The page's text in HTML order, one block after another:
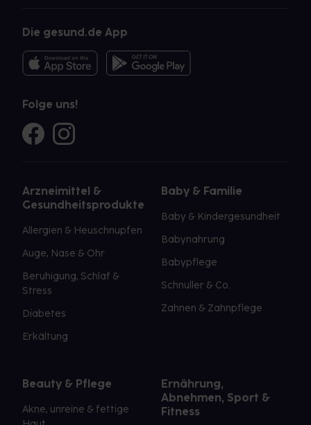
Die gesund.de App
Folge uns!
Arzneimittel &
Gesundheitsprodukte
Allergien & Heuschnupfen
Auge, Nase & Ohr
Beruhigung, Schlaf &
Stress
Diabetes
Erkältung
Baby & Familie
Baby & Kindergesundheit
Babynahrung
Babypflege
Schnuller & Co.
Zahnen & Zahnpflege
Beauty & Pflege
Akne, unreine & fettige
Ernährung,
Abnehmen, Sport &
Fitness